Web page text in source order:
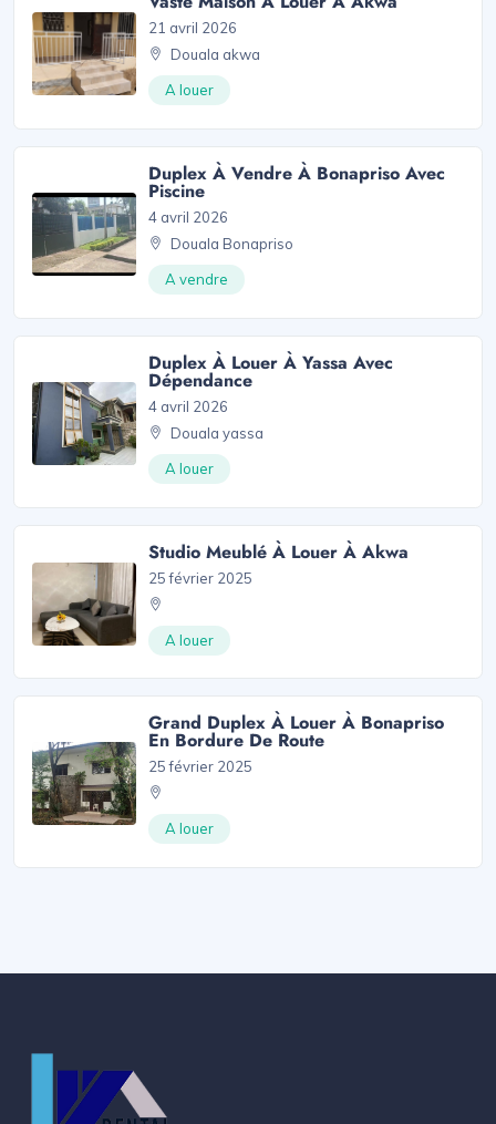
21 avril 2026
Douala akwa
A louer
Duplex À Vendre À Bonapriso Avec
Piscine
4 avril 2026
Douala Bonapriso
A vendre
Duplex À Louer À Yassa Avec
Dépendance
4 avril 2026
Douala yassa
A louer
Studio Meublé À Louer À Akwa
25 février 2025
A louer
Grand Duplex À Louer À Bonapriso
En Bordure De Route
25 février 2025
A louer